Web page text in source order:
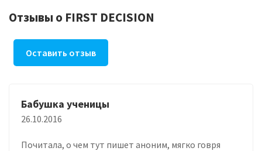
Отзывы о FIRST DECISION
Оставить отзыв
Бабушка ученицы
26.10.2016
Почитала, о чем тут пишет аноним, мягко говря